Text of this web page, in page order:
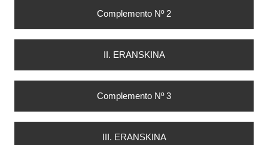
Complemento Nº 2
II. ERANSKINA
Complemento Nº 3
III. ERANSKINA